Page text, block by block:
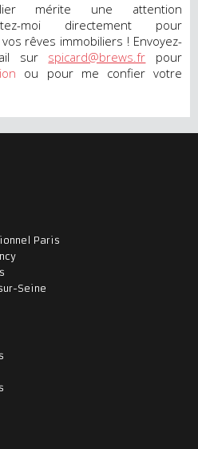
mérite une attention
moi directement pour
rêves immobiliers ! Envoyez-
sur spicard@brews.fr pour
ou pour me confier votre
Paris
Seine